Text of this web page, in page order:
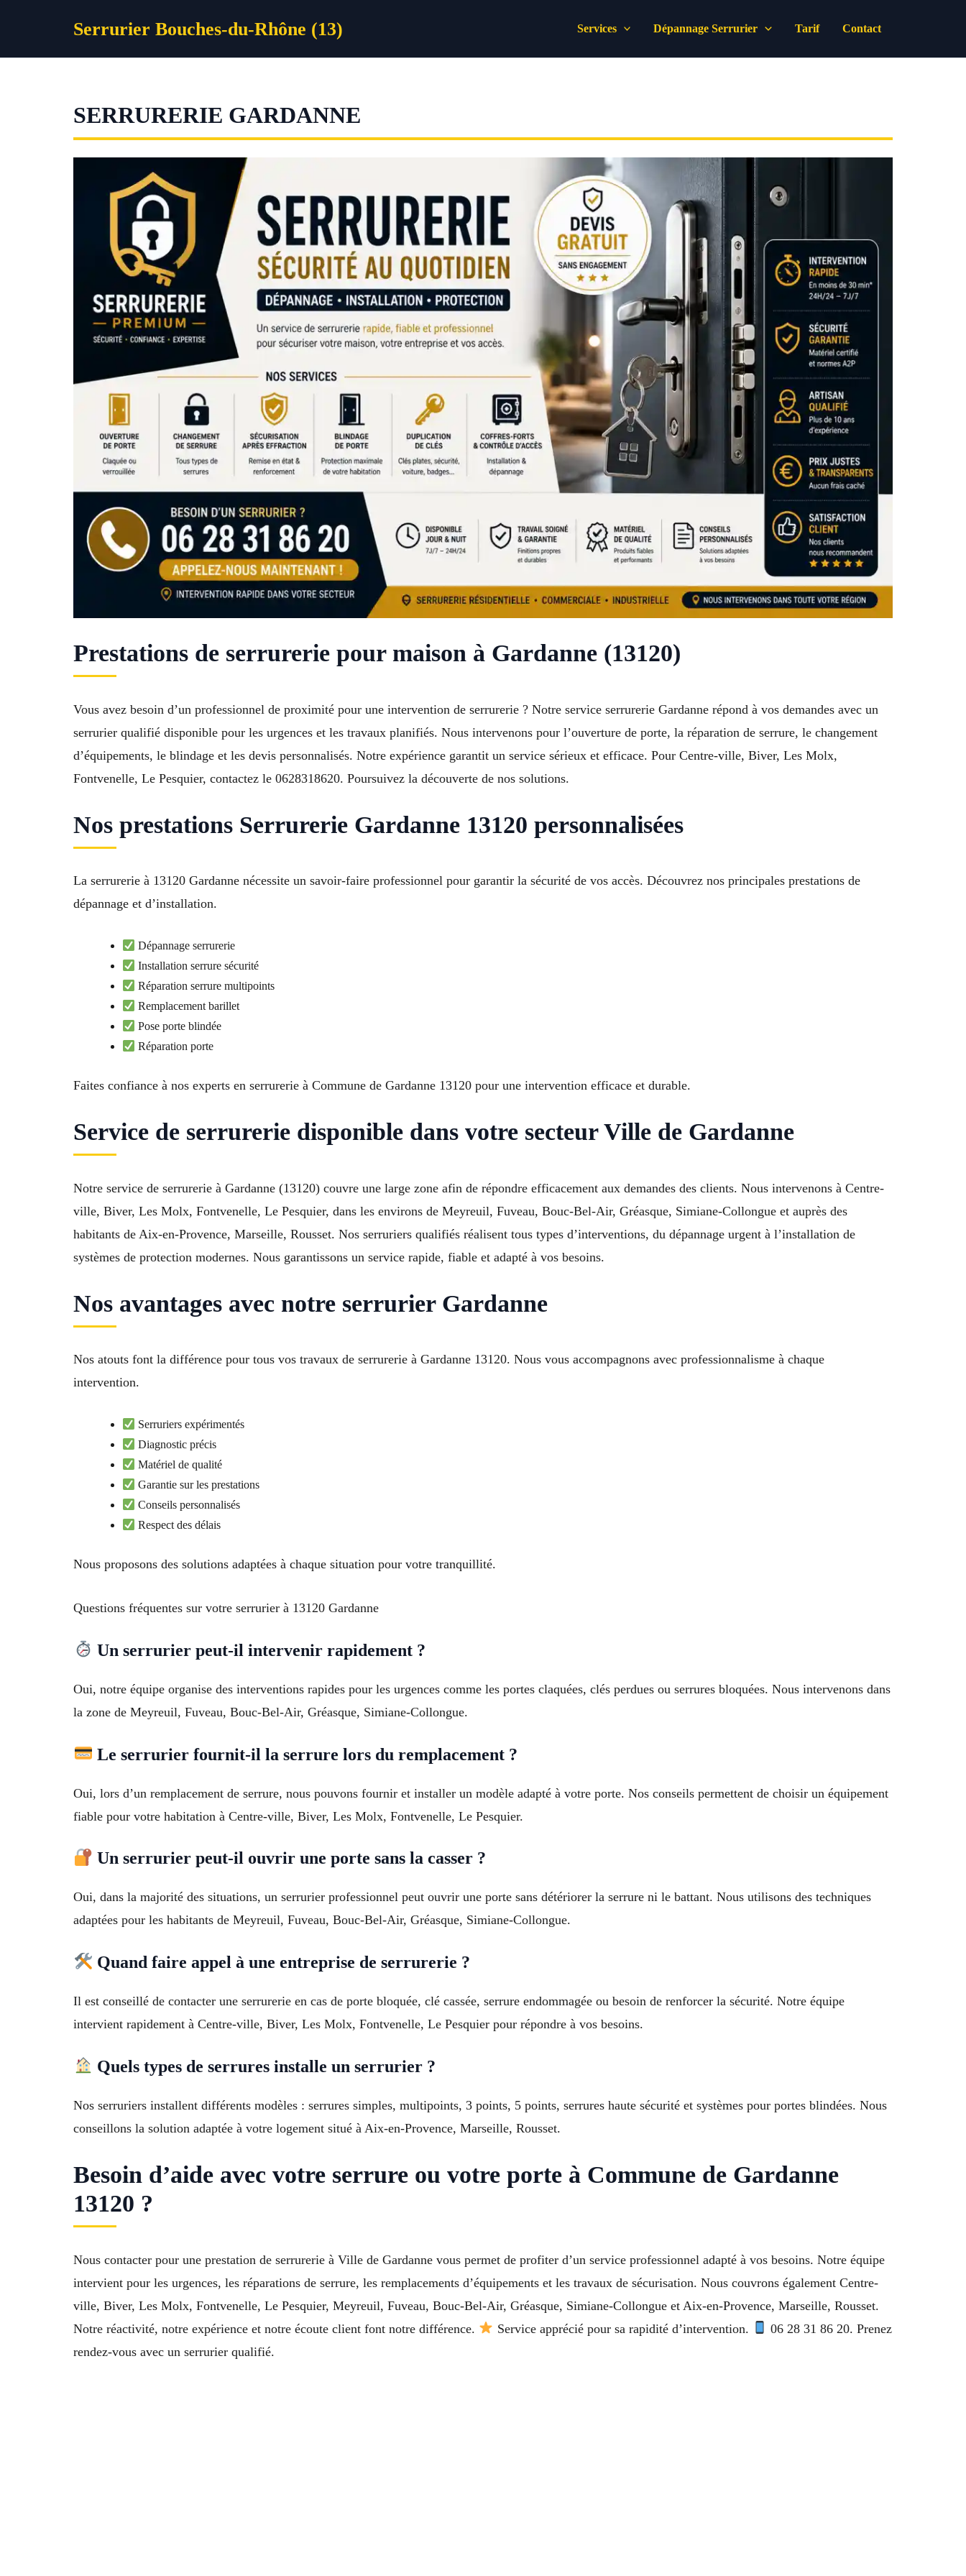
Serrurier Bouches-du-Rhône (13) Services Dépannage Serrurier Tarif Contact
SERRURERIE GARDANNE
Prestations de serrurerie pour maison à Gardanne (13120)
Vous avez besoin d’un professionnel de proximité pour une intervention de serrurerie ? Notre service serrurerie Gardanne répond à vos demandes avec un
serrurier qualifié disponible pour les urgences et les travaux planifiés. Nous intervenons pour l’ouverture de porte, la réparation de serrure, le changement
d’équipements, le blindage et les devis personnalisés. Notre expérience garantit un service sérieux et efficace. Pour Centre-ville, Biver, Les Molx,
Fontvenelle, Le Pesquier, contactez le 0628318620. Poursuivez la découverte de nos solutions.
Nos prestations Serrurerie Gardanne 13120 personnalisées
La serrurerie à 13120 Gardanne nécessite un savoir-faire professionnel pour garantir la sécurité de vos accès. Découvrez nos principales prestations de
dépannage et d’installation.
Dépannage serrurerie
Installation serrure sécurité
Réparation serrure multipoints
Remplacement barillet
Pose porte blindée
Réparation porte
Faites confiance à nos experts en serrurerie à Commune de Gardanne 13120 pour une intervention efficace et durable.
Service de serrurerie disponible dans votre secteur Ville de Gardanne
Notre service de serrurerie à Gardanne (13120) couvre une large zone afin de répondre efficacement aux demandes des clients. Nous intervenons à Centre-
ville, Biver, Les Molx, Fontvenelle, Le Pesquier, dans les environs de Meyreuil, Fuveau, Bouc-Bel-Air, Gréasque, Simiane-Collongue et auprès des
habitants de Aix-en-Provence, Marseille, Rousset. Nos serruriers qualifiés réalisent tous types d’interventions, du dépannage urgent à l’installation de
systèmes de protection modernes. Nous garantissons un service rapide, fiable et adapté à vos besoins.
Nos avantages avec notre serrurier Gardanne
Nos atouts font la différence pour tous vos travaux de serrurerie à Gardanne 13120. Nous vous accompagnons avec professionnalisme à chaque
intervention.
Serruriers expérimentés
Diagnostic précis
Matériel de qualité
Garantie sur les prestations
Conseils personnalisés
Respect des délais
Nous proposons des solutions adaptées à chaque situation pour votre tranquillité.
Questions fréquentes sur votre serrurier à 13120 Gardanne
Un serrurier peut-il intervenir rapidement ?
Oui, notre équipe organise des interventions rapides pour les urgences comme les portes claquées, clés perdues ou serrures bloquées. Nous intervenons dans
la zone de Meyreuil, Fuveau, Bouc-Bel-Air, Gréasque, Simiane-Collongue.
Le serrurier fournit-il la serrure lors du remplacement ?
Oui, lors d’un remplacement de serrure, nous pouvons fournir et installer un modèle adapté à votre porte. Nos conseils permettent de choisir un équipement
fiable pour votre habitation à Centre-ville, Biver, Les Molx, Fontvenelle, Le Pesquier.
Un serrurier peut-il ouvrir une porte sans la casser ?
Oui, dans la majorité des situations, un serrurier professionnel peut ouvrir une porte sans détériorer la serrure ni le battant. Nous utilisons des techniques
adaptées pour les habitants de Meyreuil, Fuveau, Bouc-Bel-Air, Gréasque, Simiane-Collongue.
Quand faire appel à une entreprise de serrurerie ?
Il est conseillé de contacter une serrurerie en cas de porte bloquée, clé cassée, serrure endommagée ou besoin de renforcer la sécurité. Notre équipe
intervient rapidement à Centre-ville, Biver, Les Molx, Fontvenelle, Le Pesquier pour répondre à vos besoins.
Quels types de serrures installe un serrurier ?
Nos serruriers installent différents modèles : serrures simples, multipoints, 3 points, 5 points, serrures haute sécurité et systèmes pour portes blindées. Nous
conseillons la solution adaptée à votre logement situé à Aix-en-Provence, Marseille, Rousset.
Besoin d’aide avec votre serrure ou votre porte à Commune de Gardanne
13120 ?
Nous contacter pour une prestation de serrurerie à Ville de Gardanne vous permet de profiter d’un service professionnel adapté à vos besoins. Notre équipe
intervient pour les urgences, les réparations de serrure, les remplacements d’équipements et les travaux de sécurisation. Nous couvrons également Centre-
ville, Biver, Les Molx, Fontvenelle, Le Pesquier, Meyreuil, Fuveau, Bouc-Bel-Air, Gréasque, Simiane-Collongue et Aix-en-Provence, Marseille, Rousset.
Notre réactivité, notre expérience et notre écoute client font notre différence.
Service apprécié pour sa rapidité d’intervention.
06 28 31 86 20. Prenez
rendez-vous avec un serrurier qualifié.